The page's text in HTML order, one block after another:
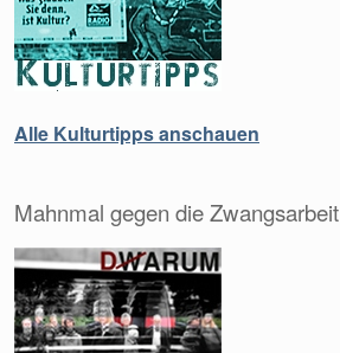
Alle Kulturtipps anschauen
Mahnmal gegen die Zwangsarbeit